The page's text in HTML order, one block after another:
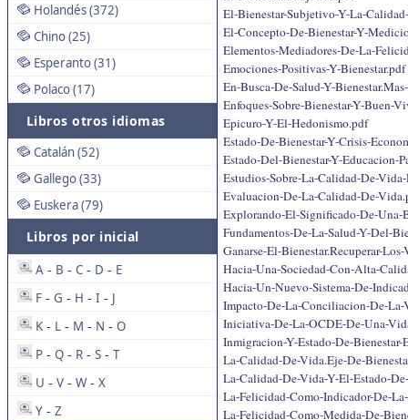
Holandés (372)
Chino (25)
Esperanto (31)
Polaco (17)
Libros otros idiomas
Catalán (52)
Gallego (33)
Euskera (79)
Libros por inicial
A - B - C - D - E
F - G - H - I - J
K - L - M - N - O
P - Q - R - S - T
U - V - W - X
Y - Z
El-Bienestar-Subjetivo-Y-La-
El-Concepto-De-Bienestar-Y-
Elementos-Mediadores-De-La-
Emociones-Positivas-Y-Bienestar.pdf
En-Busca-De-Salud-Y-
Enfoques-Sobre-Bienestar-Y-Buen-
Epicuro-Y-El-Hedonismo.pdf
Estado-De-Bienestar-Y-Crisis-
Estado-Del-Bienestar-Y-Educacion-
Estudios-Sobre-La-Calidad-De-
Evaluacion-De-La-Calidad-De-
Explorando-El-Significado-De-Una-
Fundamentos-De-La-Salud-Y-Del-
Ganarse-El-Bienestar.Recuperar-
Hacia-Una-Sociedad-Con-Alta-
Hacia-Un-Nuevo-Sistema-De-
Impacto-De-La-Conciliacion-De-
Iniciativa-De-La-OCDE-De-Una-
Inmigracion-Y-Estado-De-Bienestar-
La-Calidad-De-Vida.Eje-De-
La-Calidad-De-Vida-Y-El-Estado-
La-Felicidad-Como-Indicador-De-
La-Felicidad-Como-Medida-De-